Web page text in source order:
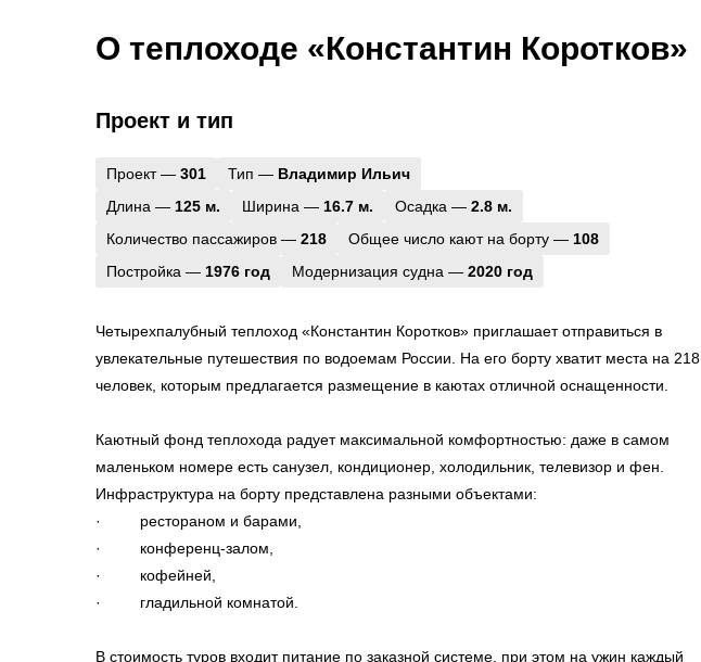
О теплоходе «Константин Коротков»
Проект и тип
Проект — 301 Тип — Владимир Ильич
Длина — 125 м. Ширина — 16.7 м. Осадка — 2.8 м.
Количество пассажиров — 218 Общее число кают на борту — 108
Постройка — 1976 год Модернизация судна — 2020 год
Четырехпалубный теплоход «Константин Коротков» приглашает отправиться в
увлекательные путешествия по водоемам России. На его борту хватит места на 218
человек, которым предлагается размещение в каютах отличной оснащенности.
Каютный фонд теплохода радует максимальной комфортностью: даже в самом
маленьком номере есть санузел, кондиционер, холодильник, телевизор и фен.
Инфраструктура на борту представлена разными объектами:
· рестораном и барами,
· конференц-залом,
· кофейней,
· гладильной комнатой.
В стоимость туров входит питание по заказной системе, при этом на ужин каждый